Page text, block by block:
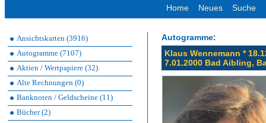
Home Neues Suche
Ansichtskarten (3916)
Autogramme (7107)
Aktien / Wertpapiere (32)
Alte Rechnungen (0)
Banknoten / Geldscheine (11)
Bücher (2)
Autogramme:
Klaus Wennemann *
7.01.2000 Bad Aibling,